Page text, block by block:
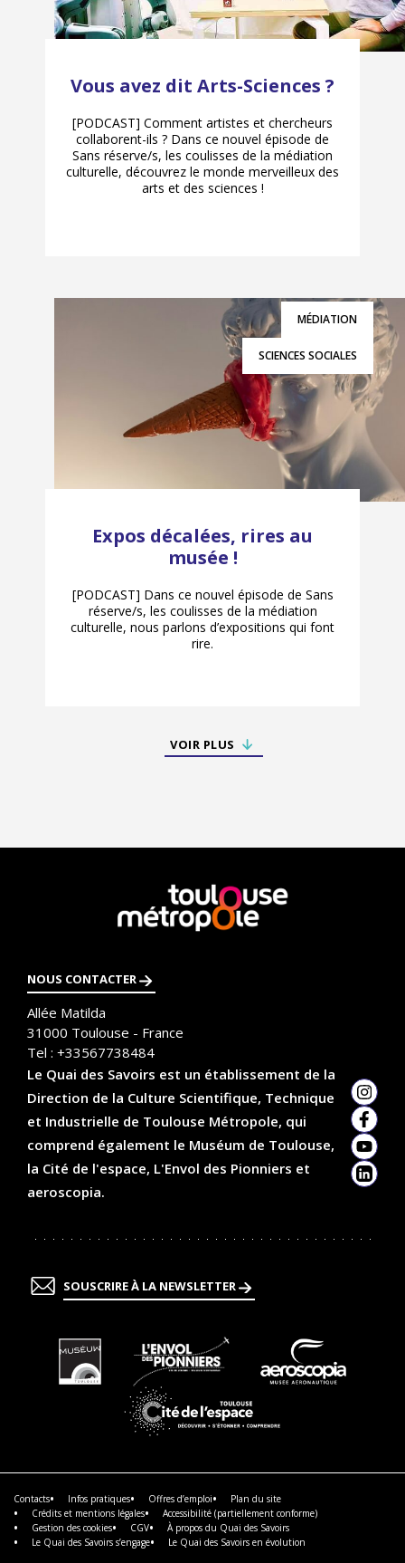
Vous avez dit Arts-Sciences ?
[PODCAST] Comment artistes et chercheurs
collaborent-ils ? Dans ce nouvel épisode de
Sans réserve/s, les coulisses de la médiation
culturelle, découvrez le monde merveilleux des
arts et des sciences !
MÉDIATION
SCIENCES SOCIALES
Expos décalées, rires au
musée !
[PODCAST] Dans ce nouvel épisode de Sans
réserve/s, les coulisses de la médiation
culturelle, nous parlons d’expositions qui font
rire.
VOIR PLUS
En
savoir
plus
NOUS CONTACTER
Allée Matilda
31000 Toulouse - France
Tel : +33567738484
Le Quai des Savoirs est un établissement de la
Direction de la Culture Scientifique, Technique
et Industrielle de Toulouse Métropole, qui
comprend également le Muséum de Toulouse,
la Cité de l'espace, L'Envol des Pionniers et
aeroscopia.
SOUSCRIRE À LA NEWSLETTER
En
savoir
plus
Contacts Infos pratiques Offres d’emploi
Plan du site
Crédits et mentions légales
Accessibilité (partiellement conforme)
Gestion des cookies
CGV
À propos du Quai des Savoirs
Le Quai des Savoirs s’engage
Le Quai des Savoirs en évolution